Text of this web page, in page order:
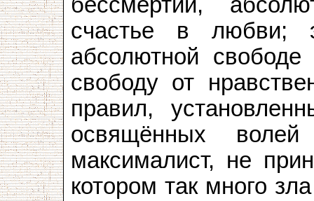
счастье в любви;
абсолютной
свободу от
правил,
освящённых
максималист, не
котором так много